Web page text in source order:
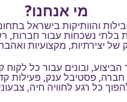
מי אנחנו?
והוותיקות בישראל
בלתי נשכחות עבור חברות,
של יצירתיות, מקצועיות
ובונים עבור כל
פסטיבל ענק, פעילות
כל רגע לחוויה חיה,